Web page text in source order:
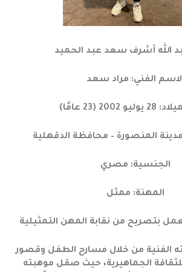
الله أشرف سعد عبد الحميد
الفني: مراد سعد
2002 (23 عامًا)
المنصورة – محافظة الدقهلية
الجنسية: مصري
المهنة: ممثل
بتصريح من نقابة المهن التمثيلية
الفنية من خلال مسارح الطفل وقصور
للثقافة الجماهيرية، حيث صقل موهبته